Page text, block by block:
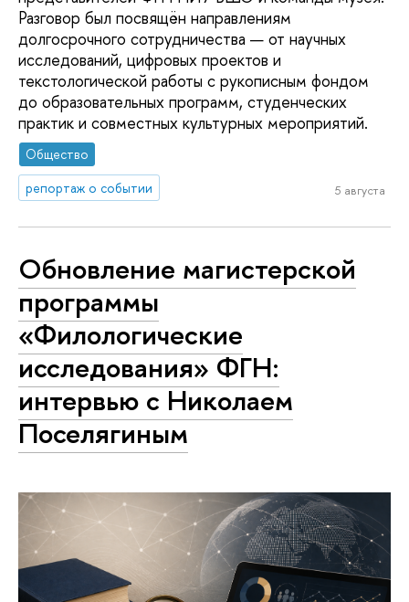
Разговор был посвящён направлениям
долгосрочного сотрудничества — от научных
исследований, цифровых проектов и
текстологической работы с рукописным фондом
до образовательных программ, студенческих
практик и совместных культурных мероприятий.
Общество
репортаж о событии
5 августа
Обновление магистерской
программы
«Филологические
исследования» ФГН:
интервью с Николаем
Поселягиным